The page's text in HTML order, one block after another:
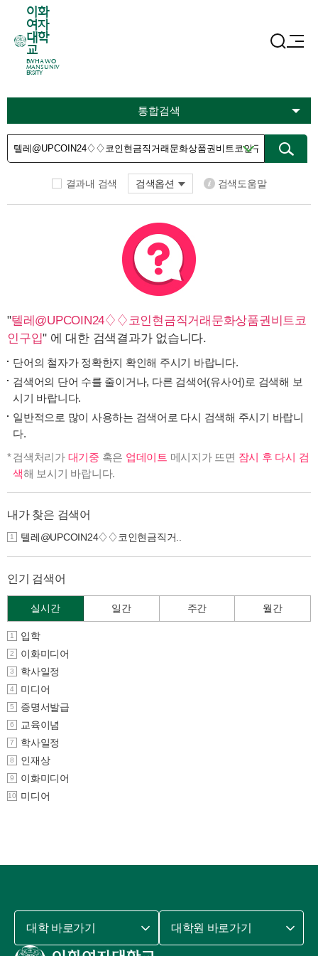
이화
여자
대학
교
EWHA WO
MANS UNIV
ERSITY
통합검색
결과내 검색 검색옵션 검색도움말
"텔레@UPCOIN24♢♢코인현금직거래문화상품권비트코
인구입" 에 대한 검색결과가 없습니다.
단어의 철자가 정확한지 확인해 주시기 바랍니다.
검색어의 단어 수를 줄이거나, 다른 검색어(유사어)로 검색해 보
시기 바랍니다.
일반적으로 많이 사용하는 검색어로 다시 검색해 주시기 바랍니
다.
검색처리가 대기중 혹은 업데이트 메시지가 뜨면 잠시 후 다시 검
색해 보시기 바랍니다.
내가 찾은 검색어
1 텔레@UPCOIN24♢♢코인현금직거..
인기 검색어
실시간 일간 주간 월간
1 입학
2 이화미디어
3 학사일정
4 미디어
5 증명서발급
6 교육이념
7 학사일정
8 인재상
9 이화미디어
10 미디어
대학 바로가기 대학원 바로가기